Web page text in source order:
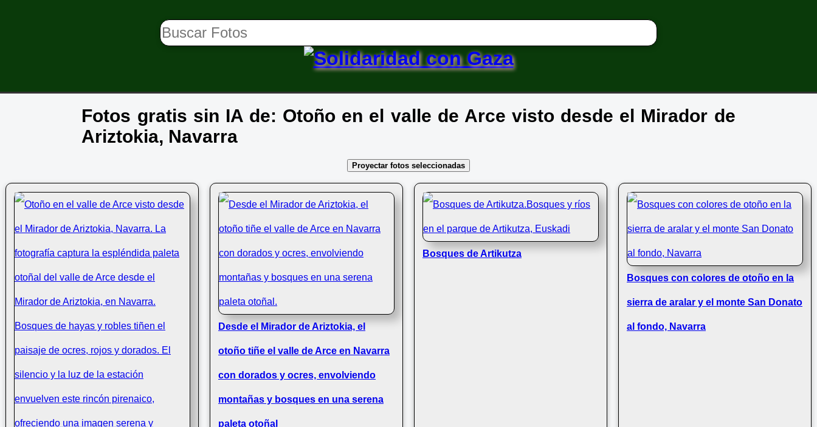
Fotos gratis sin IA de: Otoño en el valle de Arce visto desde el Mirador de
Ariztokia, Navarra
Proyectar fotos seleccionadas
Desde el Mirador de Ariztokia, el
otoño tiñe el valle de Arce en Navarra
con dorados y ocres, envolviendo
montañas y bosques en una serena
paleta otoñal
Bosques de Artikutza
Bosques con colores de otoño en la
sierra de aralar y el monte San Donato
al fondo, Navarra